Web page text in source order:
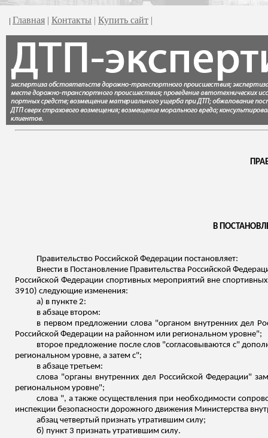
| Главная | Контакты | Купить сайт |
В
Правительство Российской Федерации постановляет:
Внести в Постановление Правительства Российской
Российской Федерации спортивных мероприятий вне
3910) следующие изменения:
а) в пункте 2:
в абзаце втором:
в первом предложении слова "органом внутренних дел
Российской Федерации на районном или региональном уровне";
второе предложение после слов "согласовываются с"
региональном уровне, а затем с";
в абзаце третьем:
слова "органы внутренних дел Российской Федерации"
региональном уровне";
слова ", а также осуществления при необходимости
инспекции безопасности дорожного движения Министерства
абзац четвертый признать утратившим силу;
б) пункт 3 признать утратившим силу.